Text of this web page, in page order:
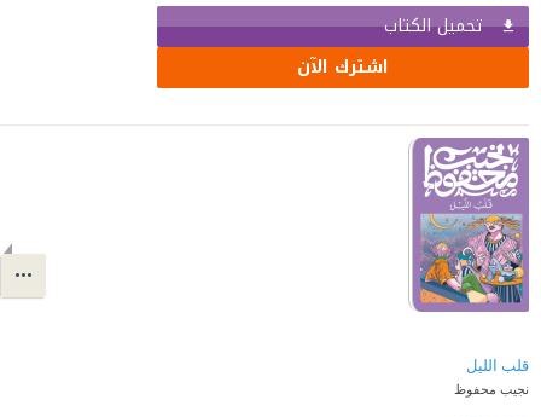
تحميل الكتاب
اشترك الآن
قلب الليل
نجيب محفوظ